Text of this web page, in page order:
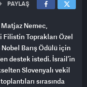
PAYLAŞ
Nemec,
Toprakları Özel
Barış Ödülü için
destek istedi. İsrail’in
Slovenyalı vekil
sırasında